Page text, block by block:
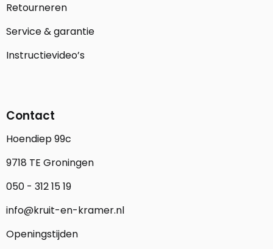
Retourneren
Service & garantie
Instructievideo’s
Contact
Hoendiep 99c
9718 TE Groningen
050 - 312 15 19
info@kruit-en-kramer.nl
Openingstijden